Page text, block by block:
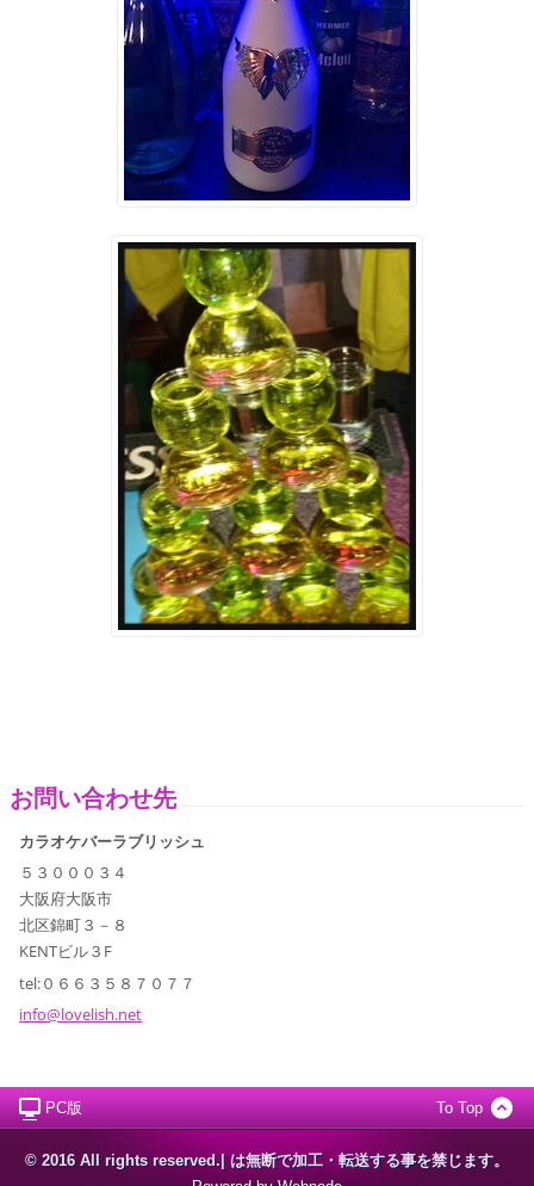
お問い合わせ先
カラオケバーラブリッシュ
５３０００３４
大阪府大阪市
北区錦町３－８
KENTビル３F
tel:０６６３５８７０７７
info@lovelish.net
PC版 To Top
© 2016 All rights reserved.| は無断で加工・転送する事を禁じます。